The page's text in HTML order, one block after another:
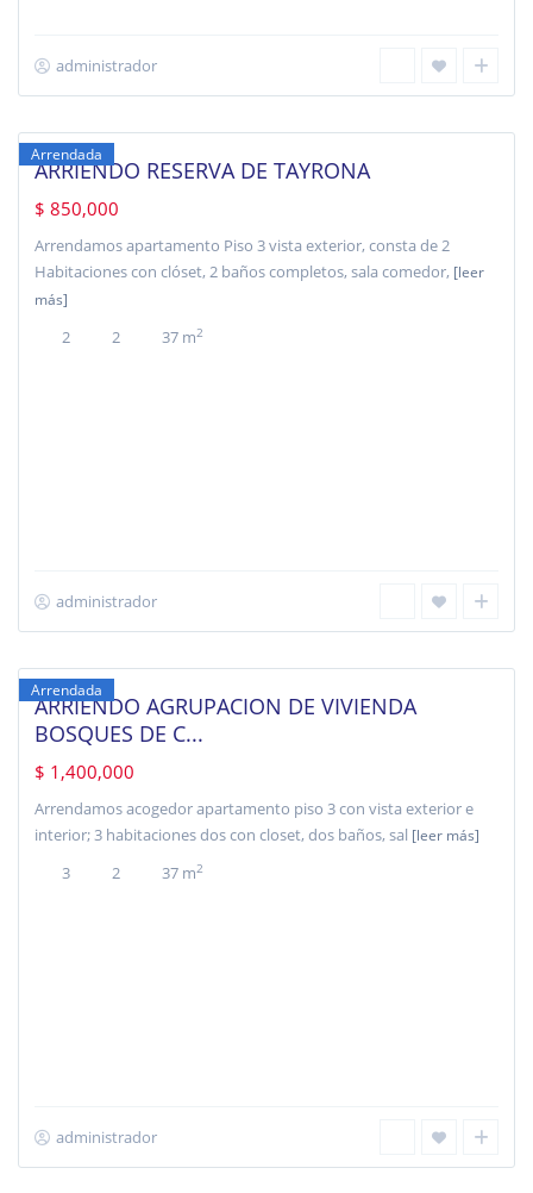
administrador
Chicala,
Arrendada
ARRIENDO RESERVA DE TAYRONA
$ 850,000
Arrendamos apartamento Piso 3 vista exterior, consta de 2
Habitaciones con clóset, 2 baños completos, sala comedor, [leer
más]
2 2 37 m2
administrador
Castilla,
Arrendada
ARRIENDO AGRUPACION DE VIVIENDA
BOSQUES DE C...
$ 1,400,000
Arrendamos acogedor apartamento piso 3 con vista exterior e
interior; 3 habitaciones dos con closet, dos baños, sal [leer más]
3 2 37 m2
administrador
Verde,